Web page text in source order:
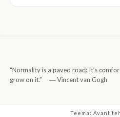
“Normality is a paved road: It’s
grow on it.” ―Vincent van Gogh
Teema: Avant